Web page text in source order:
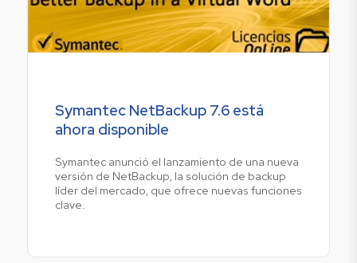
Symantec NetBackup 7.6 está
ahora disponible
Symantec anunció el lanzamiento de una nueva
versión de NetBackup, la solución de backup
líder del mercado, que ofrece nuevas funciones
clave.